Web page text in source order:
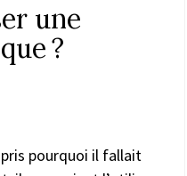
une
?
pourquoi il fallait